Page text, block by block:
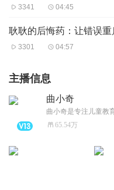
3341 04:45
耿耿的后悔药：让错误重
3301 04:57
主播信息
曲小奇
65.54万